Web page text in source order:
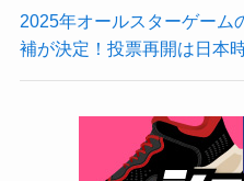
2025年オールスターゲーム
補が決定！投票再開は日本